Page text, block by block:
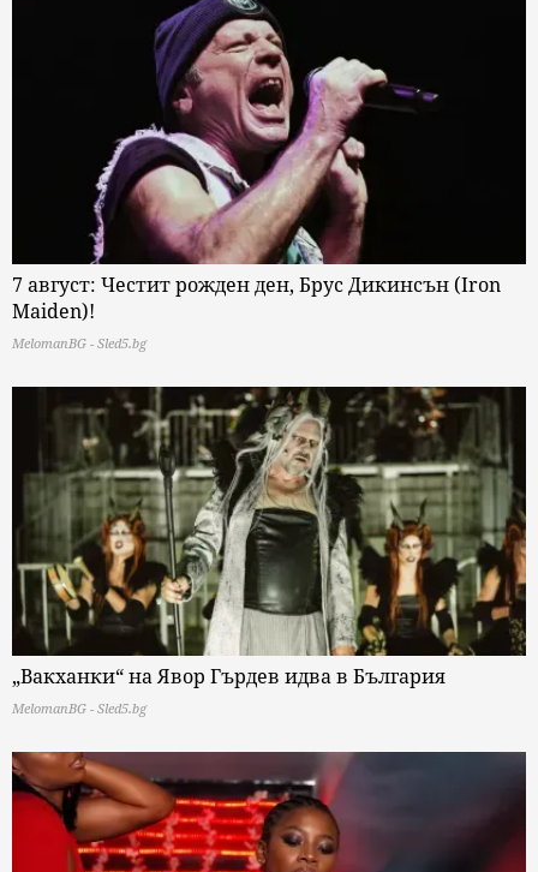
7 август: Честит рожден ден, Брус Дикинсън (Iron
Maiden)!
MelomanBG - Sled5.bg
„Вакханки“ на Явор Гърдев идва в България
MelomanBG - Sled5.bg